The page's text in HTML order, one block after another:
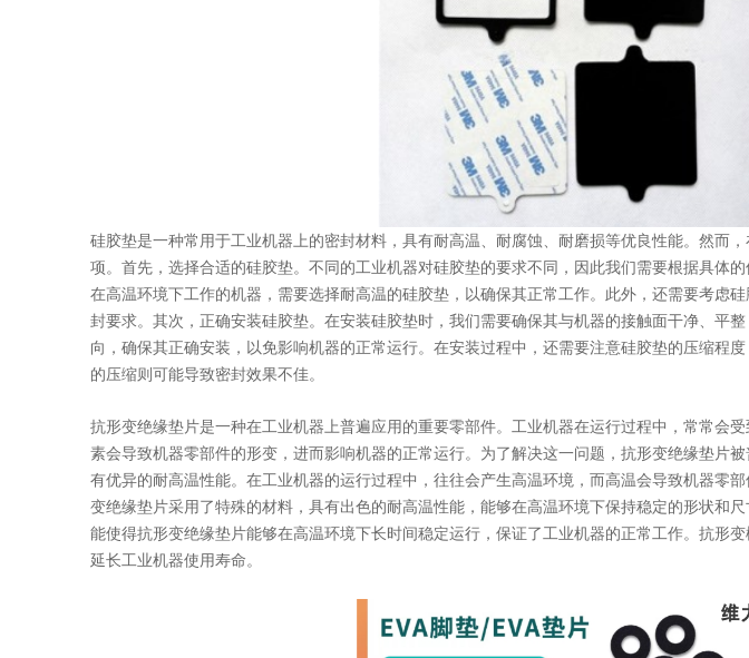
硅胶垫是一种常用于工业机器上的密封材料，具有耐高温、耐腐蚀、耐磨损等优良性能。然而
项。首先，选择合适的硅胶垫。不同的工业机器对硅胶垫的要求不同，因此我们需要根据具体
在高温环境下工作的机器，需要选择耐高温的硅胶垫，以确保其正常工作。此外，还需要考虑
封要求。其次，正确安装硅胶垫。在安装硅胶垫时，我们需要确保其与机器的接触面干净、平
向，确保其正确安装，以免影响机器的正常运行。在安装过程中，还需要注意硅胶垫的压缩程
的压缩则可能导致密封效果不佳。
抗形变绝缘垫片是一种在工业机器上普遍应用的重要零部件。工业机器在运行过程中，常常会
素会导致机器零部件的形变，进而影响机器的正常运行。为了解决这一问题，抗形变绝缘垫片
有优异的耐高温性能。在工业机器的运行过程中，往往会产生高温环境，而高温会导致机器零
变绝缘垫片采用了特殊的材料，具有出色的耐高温性能，能够在高温环境下保持稳定的形状和
能使得抗形变绝缘垫片能够在高温环境下长时间稳定运行，保证了工业机器的正常工作。抗形
延长工业机器使用寿命。